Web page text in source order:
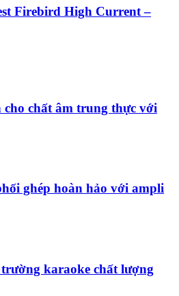
Firebird High Current –
chất âm trung thực với
ghép hoàn hảo với ampli
karaoke chất lượng